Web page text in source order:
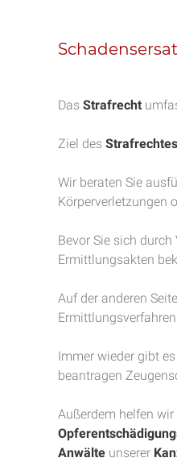
Das Strafrecht
Ziel des Strafrechtes
Wir beraten Sie
Körperverletzungen
Bevor Sie sich
Ermittlungsakten
Auf der anderen
Immer wieder gibt
beantragen
Außerdem helfen
Anwälte unserer